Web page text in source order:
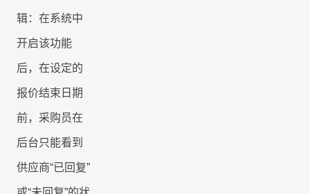
辑：在系统中
开启该功能
后，在设定的
报价结束日期
前，采购员在
后台只能看到
供应商“已回复”